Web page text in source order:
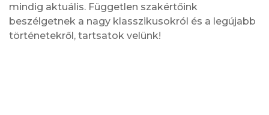
mindig aktuális. Független szakértőink
beszélgetnek a nagy klasszikusokról és a legújabb
történetekről, tartsatok velünk!